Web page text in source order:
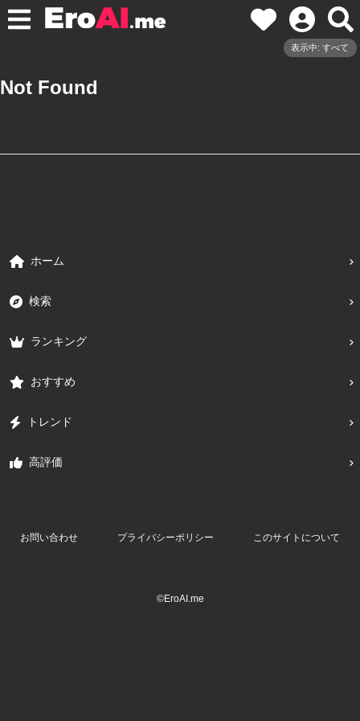
表示中: すべて
Not Found
ホーム
検索
ランキング
おすすめ
トレンド
高評価
お問い合わせ プライバシーポリシー このサイトについて
©EroAI.me